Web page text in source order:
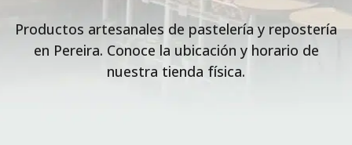
Productos artesanales de pastelería y repostería
en Pereira. Conoce la ubicación y horario de
nuestra tienda física.